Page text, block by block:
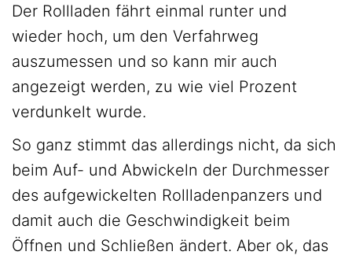
Der Rollladen fährt einmal runter und
wieder hoch, um den Verfahrweg
auszumessen und so kann mir auch
angezeigt werden, zu wie viel Prozent
verdunkelt wurde.
So ganz stimmt das allerdings nicht, da sich
beim Auf- und Abwickeln der Durchmesser
des aufgewickelten Rollladenpanzers und
damit auch die Geschwindigkeit beim
Öffnen und Schließen ändert. Aber ok, das